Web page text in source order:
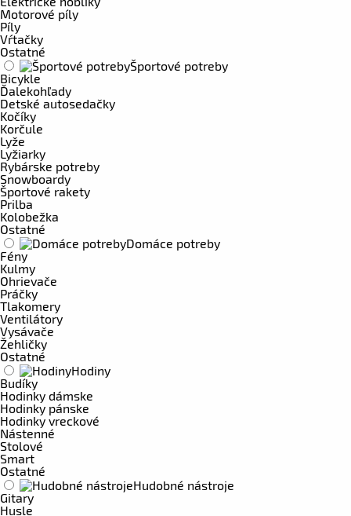
Motorové píly
Píly
Vŕtačky
Ostatné
Športové potreby
Bicykle
Ďalekohľady
Detské autosedačky
Kočíky
Korčule
Lyže
Lyžiarky
Rybárske potreby
Snowboardy
Športové rakety
Prilba
Kolobežka
Ostatné
Domáce potreby
Fény
Kulmy
Ohrievače
Práčky
Tlakomery
Ventilátory
Vysávače
Žehličky
Ostatné
Hodiny
Budíky
Hodinky dámske
Hodinky pánske
Hodinky vreckové
Nástenné
Stolové
Smart
Ostatné
Hudobné nástroje
Gitary
Husle